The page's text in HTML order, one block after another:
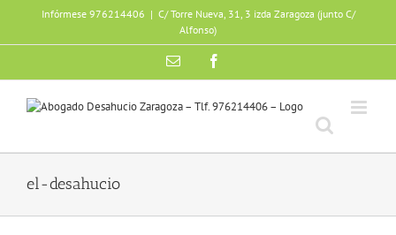
content
Infórmese 976214406 | C/ Torre Nueva, 31, 3 izda Zaragoza (junto C/
Alfonso)
Email
el-desahucio